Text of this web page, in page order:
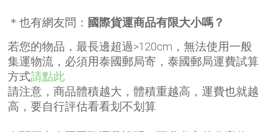
＊也有網友問： 國際貨運商品有限大小嗎？
若您的物品，最長邊超過>120cm，無法使用一般
集運物流，必須用泰國郵局寄，泰國郵局運費試算
方式請點此
請注意，商品體積越大，體積重越高，運費也就越
高，要自行評估看看划不划算